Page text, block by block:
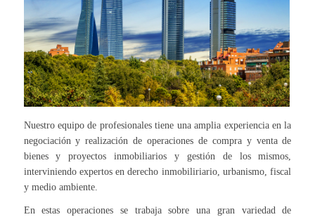
Nuestro equipo de profesionales tiene una amplia experiencia en la
negociación y realización de operaciones de compra y venta de
bienes y proyectos inmobiliarios y gestión de los mismos,
interviniendo expertos en derecho inmobiliriario, urbanismo, fiscal
y medio ambiente.
En estas operaciones se trabaja sobre una gran variedad de